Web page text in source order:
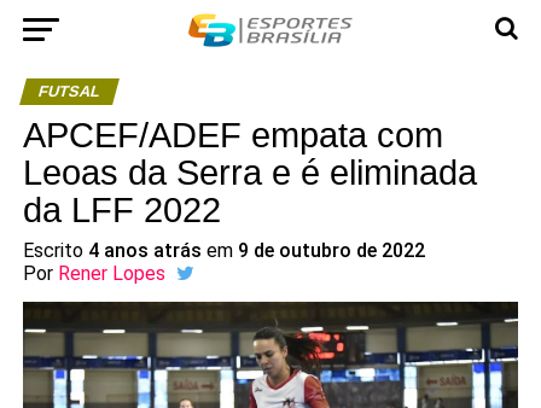
FUTSAL
APCEF/ADEF empata com
Leoas da Serra e é eliminada
da LFF 2022
Escrito 4 anos atrás em 9 de outubro de 2022
Por Rener Lopes